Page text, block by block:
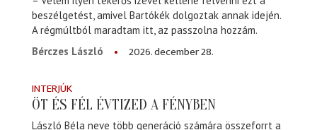
beszélgetést, amivel Bartókék dolgoztak annak idején.
A régmúltból maradtam itt, az passzolna hozzám.
Bérczes László
2026. december 28.
INTERJÚK
ÖT ÉS FÉL ÉVTIZED A FÉNYBEN
László Béla neve több generáció számára összeforrt a